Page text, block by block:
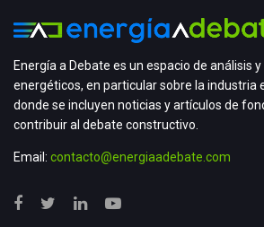
Energía a Debate es un espacio de análisis
energéticos, en particular sobre la industria
donde se incluyen noticias y artículos de
contribuir al debate constructivo.
Email: contacto@energiaadebate.com